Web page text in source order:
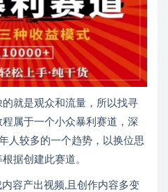
就是观众和流量，所以找寻
属于一个小众暴利赛道，深
人较多的一个趋势，以换位思
据创建此赛道。
容产出视频,且创作内容多变